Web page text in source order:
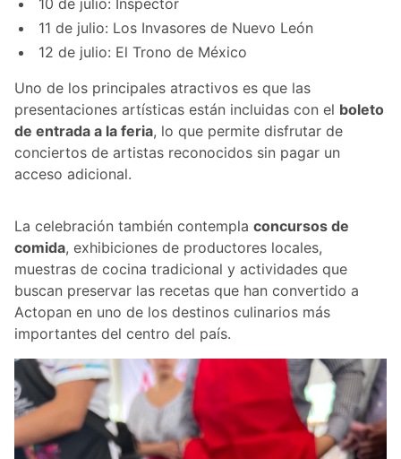
11 de julio: Los Invasores de Nuevo León
12 de julio: El Trono de México
Uno de los principales atractivos es que las
presentaciones artísticas están incluidas con el boleto
de entrada a la feria, lo que permite disfrutar de
conciertos de artistas reconocidos sin pagar un
acceso adicional.
La celebración también contempla concursos de
comida, exhibiciones de productores locales,
muestras de cocina tradicional y actividades que
buscan preservar las recetas que han convertido a
Actopan en uno de los destinos culinarios más
importantes del centro del país.